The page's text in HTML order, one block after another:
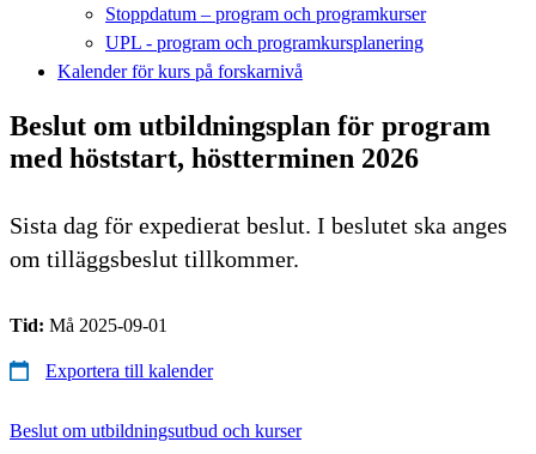
Stoppdatum – program och programkurser
UPL - program och programkursplanering
Kalender för kurs på forskarnivå
Beslut om utbildningsplan för program
med höststart, höstterminen 2026
Sista dag för expedierat beslut. I beslutet ska anges
om tilläggsbeslut tillkommer.
Tid: Må 2025-09-01
Exportera till kalender
Beslut om utbildningsutbud och kurser